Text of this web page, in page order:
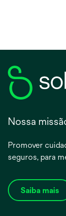
Nossa
Promover
seguros, para
Saiba mais